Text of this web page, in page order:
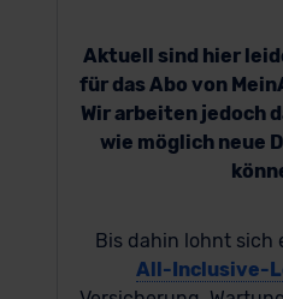
Aktuell sind hier
für das Abo von
Wir arbeiten jedoch
wie möglich neue
Bis dahin lohnt sich
All-Inclusive-